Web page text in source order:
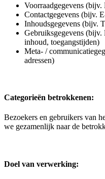
Voorraadgegevens (bijv.
Contactgegevens (bijv.
Inhoudsgegevens (bijv.
Gebruiksgegevens (bijv.
inhoud, toegangstijden)
Meta- /
adressen)
Categorieën betrokkenen:
Bezoekers en gebruikers van
we gezamenlijk naar de
Doel van verwerking: